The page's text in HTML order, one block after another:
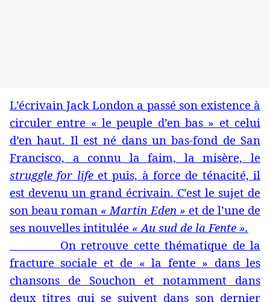
L’écrivain Jack London a passé son existence à
circuler entre « le peuple d’en bas » et celui
d’en haut. Il est né dans un bas-fond de San
Francisco, a connu la faim, la misère, le
struggle for life et puis, à force de ténacité, il
est devenu un grand écrivain. C’est le sujet de
son beau roman « Martin Eden » et de l’une de
ses nouvelles intitulée « Au sud de la Fente ».
On retrouve cette thématique de la
fracture sociale et de « la fente » dans les
chansons de Souchon et notamment dans
deux titres qui se suivent dans son dernier